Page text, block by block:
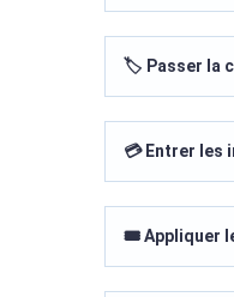
🏷️ Passer la
💳 Entrer les
🎟️ Appliquer